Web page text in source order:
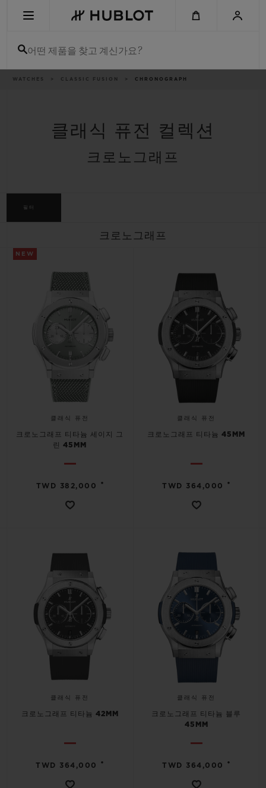
어떤 제품을 찾고 계신가요?
이
WATCHES CLASSIC FUSION CHRONOGRAPH
클래식 퓨전 컬렉션
크로노그래프
필터
크로노그래프
NEW
클래식 퓨전
크로노그래프 티타늄 세이지 그
린 45MM
TWD 382,000 •
클래식 퓨전
크로노그래프 티타늄 45MM
TWD 364,000 •
클래식 퓨전
크로노그래프 티타늄 42MM
TWD 364,000 •
클래식 퓨전
크로노그래프 티타늄 블루
45MM
TWD 364,000 •
빅뱅
썸머 멀티 컬러 세라믹
온라인 익스클
익스클루시브 서비스
5+5 워런티
휴블로티스타 및 연장 보증
안전한 결제
연락처
부티크 검색